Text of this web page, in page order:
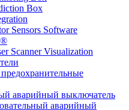
Box
Sensors Software
Scanner Visualization
аварийный выключатель
аварийный